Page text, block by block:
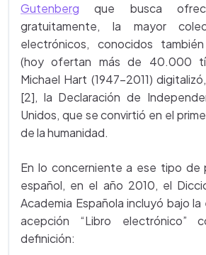
Gutenberg que busca
gratuitamente, la mayor
electrónicos, conocidos
(hoy ofertan más de 40.000
Michael Hart (1947-2011)
[2], la Declaración de
Unidos, que se convirtió en el
de la humanidad.
En lo concerniente a ese tipo de
español, en el año 2010, el
Academia Española incluyó bajo la
acepción “Libro electrónico”
definición: